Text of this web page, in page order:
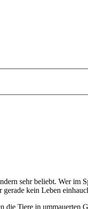
sehr beliebt. Wer im
kein Leben
Tiere in ummauerten